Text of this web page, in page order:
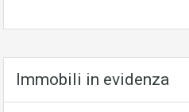
Immobili in evidenza